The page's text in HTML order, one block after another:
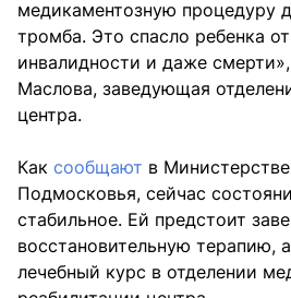
медикаментозную процедуру
тромба. Это спасло ребенка
инвалидности и даже
Маслова, заведующая
центра.
Как сообщают в
Подмосковья, сейчас
стабильное. Ей предстоит
восстановительную терапию,
лечебный курс в отделении